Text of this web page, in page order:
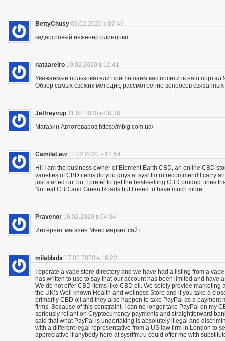
BettyChusy 09.02.2020 в 07:46
кадастровый инженер одинцово
nataareiro 10.02.2020 в 12:41
Уважаемые пользователи приглашаем вас посетить наш портал
Обзор самых свежих методик, рассмотрение вопросов
Jeffreyvup 11.02.2020 в 08:38
Магазин Автотоваров https://mbig.com.ua/
CamilaLew 11.02.2020 в 12:54
Hi! I am the business owner of Element Earth CBD, an online CBD
varieties of CBD items do you guys at sysrtfm.ru recommend I carry
just started out but I prefer to get the best-selling CBD product lines
NuLeaf CBD and Green Roads but I need to have much more.
Pravenor 16.02.2020 в 04:34
Интернет магазин Менс маркет сайт
milablada 17.02.2020 в 16:22
I operate a vape store directory and we have had a listing from a
has written to use to say that our account has been limited and
We do not offer CBD items like CBD oil. We solely provide
the UK’s Well known Health and wellness Store and if you take a
primarily CBD oil and they also happen to take PayPal as a
firms. Because of this constraint, I can no longer take PayPal on my
seriously reliant on Cryptocurrency payments and straightforward
said that what PayPal is undertaking is absolutely illegal and
with a different legal representative from a US law firm in London to
appreciative if anybody here at sysrtfm.ru could offer me with